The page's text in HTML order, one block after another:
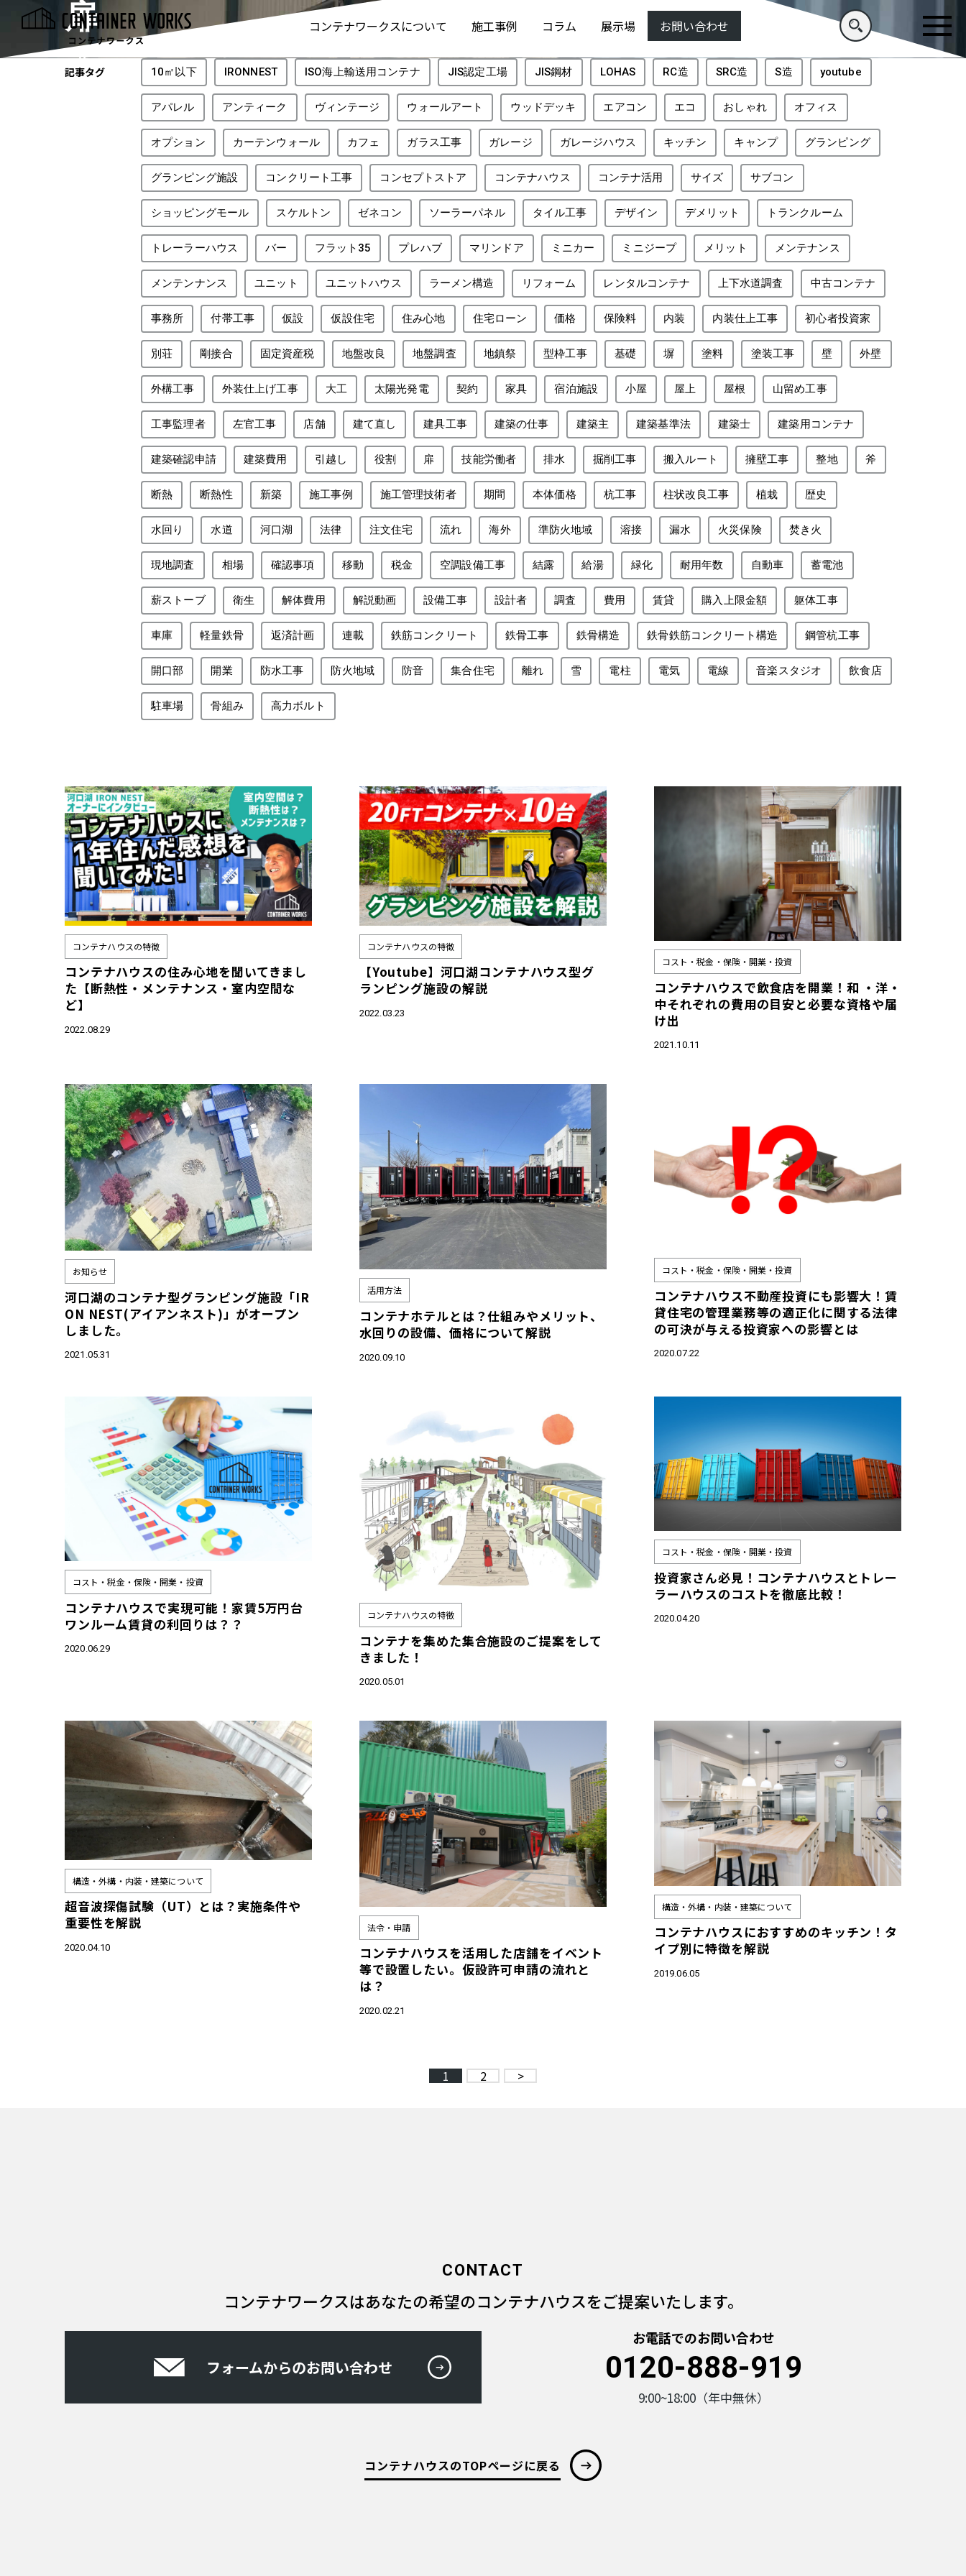
コンテナワークスについて 施工事例 コラム 展示場 お問い合わせ
扉
tag
記事タグ 10㎡以下 IRONNEST ISO海上輸送用コンテナ JIS認定工場 JIS鋼材 LOHAS RC造 SRC造 S造 youtube
アパレル アンティーク ヴィンテージ ウォールアート ウッドデッキ エアコン エコ おしゃれ オフィス
オプション カーテンウォール カフェ ガラス工事 ガレージ ガレージハウス キッチン キャンプ グランピング
グランピング施設 コンクリート工事 コンセプトストア コンテナハウス コンテナ活用 サイズ サブコン
ショッピングモール スケルトン ゼネコン ソーラーパネル タイル工事 デザイン デメリット トランクルーム
トレーラーハウス バー フラット35 プレハブ マリンドア ミニカー ミニジープ メリット メンテナンス
メンテンナンス ユニット ユニットハウス ラーメン構造 リフォーム レンタルコンテナ 上下水道調査 中古コンテナ
事務所 付帯工事 仮設 仮設住宅 住み心地 住宅ローン 価格 保険料 内装 内装仕上工事 初心者投資家
別荘 剛接合 固定資産税 地盤改良 地盤調査 地鎮祭 型枠工事 基礎 塀 塗料 塗装工事 壁 外壁
外構工事 外装仕上げ工事 大工 太陽光発電 契約 家具 宿泊施設 小屋 屋上 屋根 山留め工事
工事監理者 左官工事 店舗 建て直し 建具工事 建築の仕事 建築主 建築基準法 建築士 建築用コンテナ
建築確認申請 建築費用 引越し 役割 扉 技能労働者 排水 掘削工事 搬入ルート 擁壁工事 整地 斧
断熱 断熱性 新築 施工事例 施工管理技術者 期間 本体価格 杭工事 柱状改良工事 植栽 歴史
水回り 水道 河口湖 法律 注文住宅 流れ 海外 準防火地域 溶接 漏水 火災保険 焚き火
現地調査 相場 確認事項 移動 税金 空調設備工事 結露 給湯 緑化 耐用年数 自動車 蓄電池
薪ストーブ 衛生 解体費用 解説動画 設備工事 設計者 調査 費用 賃貸 購入上限金額 躯体工事
車庫 軽量鉄骨 返済計画 連載 鉄筋コンクリート 鉄骨工事 鉄骨構造 鉄骨鉄筋コンクリート構造 鋼管杭工事
開口部 開業 防水工事 防火地域 防音 集合住宅 離れ 雪 電柱 電気 電線 音楽スタジオ 飲食店
駐車場 骨組み 高力ボルト
コンテナハウスの住み心地を聞いてきまし
た【断熱性・メンテナンス・室内空間な
ど】
コンテナハウスの特徴
2022.08.29
【Youtube】河口湖コンテナハウス型グ
ランピング施設の解説
コンテナハウスの特徴
2022.03.23
コンテナハウスで飲食店を開業！和 ・洋・
中それぞれの費用の目安と必要な資格や届
け出
コスト・税金・保険・開業・投資
2021.10.11
河口湖のコンテナ型グランピング施設「IR
ON NEST(アイアンネスト)」がオープン
しました。
お知らせ
2021.05.31
コンテナホテルとは？仕組みやメリット、
水回りの設備、価格について解説
活用方法
2020.09.10
コンテナハウス不動産投資にも影響大！賃
貸住宅の管理業務等の適正化に関する法律
の可決が与える投資家への影響とは
コスト・税金・保険・開業・投資
2020.07.22
コンテナハウスで実現可能！家賃5万円台
ワンルーム賃貸の利回りは？？
コスト・税金・保険・開業・投資
2020.06.29
コンテナを集めた集合施設のご提案をして
きました！
コンテナハウスの特徴
2020.05.01
投資家さん必見！コンテナハウスとトレー
ラーハウスのコストを徹底比較！
コスト・税金・保険・開業・投資
2020.04.20
超音波探傷試験（UT）とは？実施条件や
重要性を解説
構造・外構・内装・建築について
2020.04.10
コンテナハウスを活用した店舗をイベント
等で設置したい。仮設許可申請の流れと
は？
法令・申請
2020.02.21
コンテナハウスにおすすめのキッチン！タ
イプ別に特徴を解説
構造・外構・内装・建築について
2019.06.05
1 2 >
CONTACT
コンテナワークスはあなたの希望のコンテナハウスをご提案いたします。
フォームからのお問い合わせ
お電話でのお問い合わせ
0120-888-919
9:00~18:00（年中無休）
コンテナハウスのTOPページに戻る